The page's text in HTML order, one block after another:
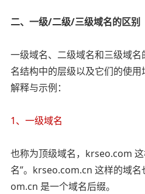
二、一级/二级/三级域名的区别
一级域名、二级域名和三级域
名结构中的层级以及它们的使
解释与示例：
1、一级域名
也称为顶级域名，krseo.com
名”。krseo.com.cn 这样的域名
om.cn 是一个域名后缀。